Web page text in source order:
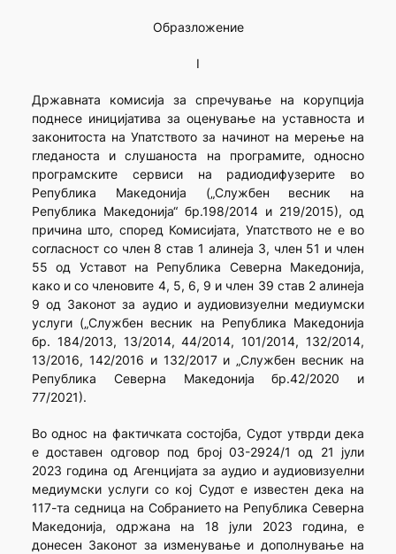
Образложение
I
Државната комисија за спречување на корупција
поднесе иницијатива за оценување на уставноста и
законитоста на Упатството за начинот на мерење на
гледаноста и слушаноста на програмите, односно
програмските сервиси на радиодифузерите во
Република Македонија („Службен весник на
Република Македонија“ бр.198/2014 и 219/2015), од
причина што, според Комисијата, Упатството не е во
согласност со член 8 став 1 алинеја 3, член 51 и член
55 од Уставот на Република Северна Македонија,
како и со членовите 4, 5, 6, 9 и член 39 став 2 алинеја
9 од Законот за аудио и аудиовизуелни медиумски
услуги („Службен весник на Република Македонија
бр. 184/2013, 13/2014, 44/2014, 101/2014, 132/2014,
13/2016, 142/2016 и 132/2017 и „Службен весник на
Република Северна Македонија бр.42/2020 и
77/2021).
Во однос на фактичката состојба, Судот утврди дека
е доставен одговор под број 03-2924/1 од 21 јули
2023 година од Агенцијата за аудио и аудиовизуелни
медиумски услуги со кој Судот е известен дека на
117-та седница на Собранието на Република Северна
Македонија, одржана на 18 јули 2023 година, е
донесен Законот за изменување и дополнување на